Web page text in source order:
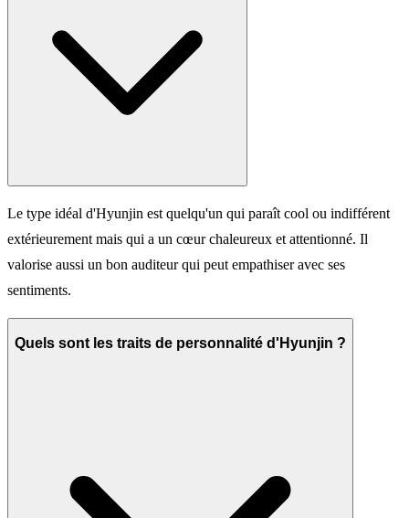
Le type idéal d'Hyunjin est quelqu'un qui paraît cool ou indifférent
extérieurement mais qui a un cœur chaleureux et attentionné. Il
valorise aussi un bon auditeur qui peut empathiser avec ses
sentiments.
Quels sont les traits de personnalité d'Hyunjin ?